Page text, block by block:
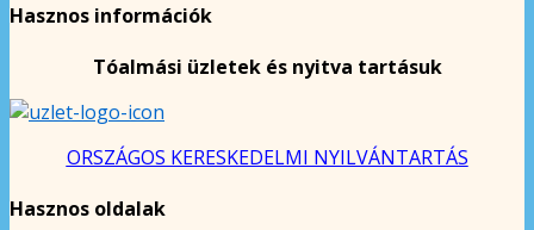
Hasznos információk
Tóalmási üzletek és nyitva tartásuk
ORSZÁGOS KERESKEDELMI NYILVÁNTARTÁS
Hasznos oldalak